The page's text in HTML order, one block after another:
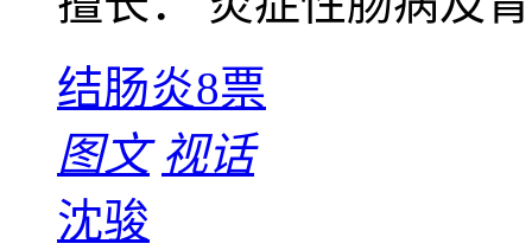
结肠炎8票
图文 视话
沈骏